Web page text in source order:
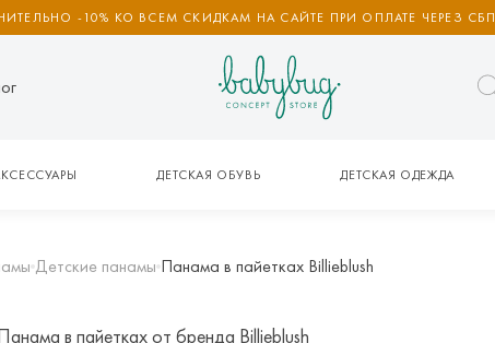
-10% КО ВСЕМ СКИДКАМ НА САЙТЕ ПРИ ОПЛАТЕ ЧЕРЕЗ СБП
ДЕТСКАЯ ОБУВЬ ДЕТСКАЯ ОДЕЖДА
Детские панамы Панама в пайетках Billieblush